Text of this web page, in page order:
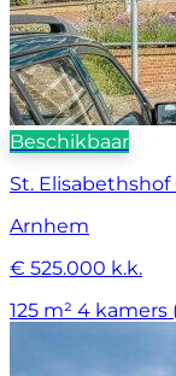
Beschikbaar
St. Elisabethshof
Arnhem
€ 525.000 k.k.
125 m² 4 kamers